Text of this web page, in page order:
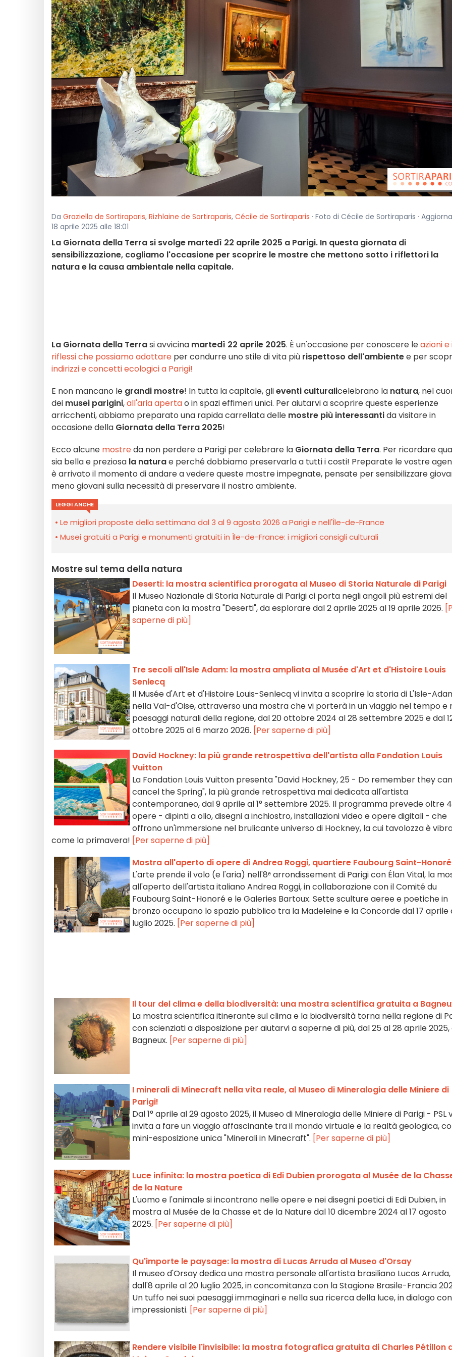
Da Graziella de Sortiraparis, Rizhlaine de Sortiraparis, Cécile de Sortiraparis · Foto di Cécile de Sortiraparis ·
18 aprile 2025 alle 18:01
La Giornata della Terra si svolge martedì 22 aprile 2025 a Parigi. In questa giornata di
sensibilizzazione, cogliamo l'occasione per scoprire le mostre che mettono sotto i riflettori la
natura e la causa ambientale nella capitale.
La Giornata della Terrasi avvicina martedì 22 aprile 2025. È un'occasione per conoscere leazioni e
riflessi che possiamo adottare per condurre uno stile di vita più rispettoso dell'ambientee per
indirizzi e concetti ecologici a Parigi!
E non mancano le grandi mostre! In tutta la capitale, glieventi culturalicelebrano la natura, nel
dei musei parigini,all'aria apertao in spazi effimeri unici. Per aiutarvi a scoprire queste esperienze
arricchenti, abbiamo preparato una rapida carrellata delle mostre più interessantida visitare in
occasione della Giornata della Terra 2025!
Ecco alcune mostreda non perdere a Parigi per celebrare la Giornata della Terra. Per ricordare
sia bella e preziosa la naturae perché dobbiamo preservarla a tutti i costi! Preparate le vostre
è arrivato il momento di andare a vedere queste mostre impegnate, pensate per sensibilizzare
meno giovani sulla necessità di preservare il nostro ambiente.
LEGGI ANCHE
Le migliori proposte della settimana dal 3 al 9 agosto 2026 a Parigi e nell'Île-de-France
Musei gratuiti a Parigi e monumenti gratuiti in Île-de-France: i migliori consigli culturali
Mostre sul tema della natura
Deserti: la mostra scientifica prorogata al Museo di Storia Naturale di Parigi
Il Museo Nazionale di Storia Naturale di Parigi ci porta negli angoli più estremi del
pianeta con la mostra "Deserti", da esplorare dal 2 aprile 2025 al 19 aprile 2026.
saperne di più]
Tre secoli all'Isle Adam: la mostra ampliata al Musée d'Art et d'Histoire Louis
Senlecq
Il Musée d'Art et d'Histoire Louis-Senlecq vi invita a scoprire la storia di L'Isle-
nella Val-d'Oise, attraverso una mostra che vi porterà in un viaggio nel tempo e
paesaggi naturali della regione, dal 20 ottobre 2024 al 28 settembre 2025 e dal
ottobre 2025 al 6 marzo 2026. [Per saperne di più]
David Hockney: la più grande retrospettiva dell'artista alla Fondation Louis
Vuitton
La Fondation Louis Vuitton presenta "David Hockney, 25 - Do remember they
cancel the Spring", la più grande retrospettiva mai dedicata all'artista
contemporaneo, dal 9 aprile al 1° settembre 2025. Il programma prevede oltre
opere - dipinti a olio, disegni a inchiostro, installazioni video e opere digitali - che
offrono un'immersione nel brulicante universo di Hockney, la cui tavolozza è
come la primavera! [Per saperne di più]
Mostra all'aperto di opere di Andrea Roggi, quartiere Faubourg Saint-Honoré
L'arte prende il volo (e l'aria) nell'8ᵉ arrondissement di Parigi con Élan Vital, la
all'aperto dell'artista italiano Andrea Roggi, in collaborazione con il Comité du
Faubourg Saint-Honoré e le Galeries Bartoux. Sette sculture aeree e poetiche in
bronzo occupano lo spazio pubblico tra la Madeleine e la Concorde dal 17 aprile
luglio 2025. [Per saperne di più]
Il tour del clima e della biodiversità: una mostra scientifica gratuita a
La mostra scientifica itinerante sul clima e la biodiversità torna nella regione di
con scienziati a disposizione per aiutarvi a saperne di più, dal 25 al 28 aprile 2025,
Bagneux. [Per saperne di più]
I minerali di Minecraft nella vita reale, al Museo di Mineralogia delle Miniere di
Parigi!
Dal 1° aprile al 29 agosto 2025, il Museo di Mineralogia delle Miniere di Parigi - PSL
invita a fare un viaggio affascinante tra il mondo virtuale e la realtà geologica,
mini-esposizione unica "Minerali in Minecraft". [Per saperne di più]
Luce infinita: la mostra poetica di Edi Dubien prorogata al Musée de la
de la Nature
L'uomo e l'animale si incontrano nelle opere e nei disegni poetici di Edi Dubien, in
mostra al Musée de la Chasse et de la Nature dal 10 dicembre 2024 al 17 agosto
2025. [Per saperne di più]
Qu'importe le paysage: la mostra di Lucas Arruda al Museo d'Orsay
Il museo d'Orsay dedica una mostra personale all'artista brasiliano Lucas Arruda,
dall'8 aprile al 20 luglio 2025, in concomitanza con la Stagione Brasile-Francia
Un tuffo nei suoi paesaggi immaginari e nella sua ricerca della luce, in dialogo
impressionisti. [Per saperne di più]
Rendere visibile l'invisibile: la mostra fotografica gratuita di Charles Pétillon